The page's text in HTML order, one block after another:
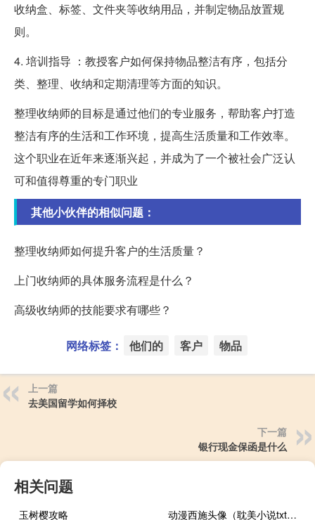
收纳盒、标签、文件夹等收纳用品，并制定物品放置规
则。
4. 培训指导 ：教授客户如何保持物品整洁有序，包括分
类、整理、收纳和定期清理等方面的知识。
整理收纳师的目标是通过他们的专业服务，帮助客户打造
整洁有序的生活和工作环境，提高生活质量和工作效率。
这个职业在近年来逐渐兴起，并成为了一个被社会广泛认
可和值得尊重的专门职业
其他小伙伴的相似问题：
整理收纳师如何提升客户的生活质量？
上门收纳师的具体服务流程是什么？
高级收纳师的技能要求有哪些？
网络标签： 他们的 客户 物品
上一篇
去美国留学如何择校
下一篇
银行现金保函是什么
相关问题
玉树樱攻略 动漫西施头像（耽美小说txt下载）